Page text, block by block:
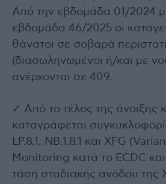
Από την εβδομάδα 01/2024
εβδομάδα 46/2025 οι
θάνατοι σε σοβαρά
(διασωληνωμένοι ή/και με
ανέρχονται σε 409.
✓ Από το τέλος της άνοιξης
καταγράφεται
LP.8.1, NB.1.8.1 και XFG
Monitoring κατά το ECDC
τάση σταδιακής ανόδου της